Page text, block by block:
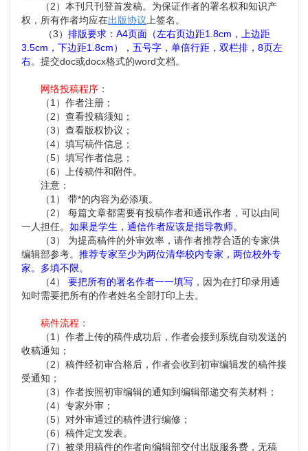
（2）本刊只刊登首发稿。为保证作者的署名权和知识产
权，所有作者均应在出版协议上签名。
（3） 排版要求：A4页面（左右页边距1.8cm，上边距
3.5cm，下边距1.8cm），五号字，单倍行距，双栏排，8页左
右。提交doc或docx格式的word文档。
网络投稿程序 ：
（1）作者注册；
（2）查看投稿须知；
（3）查看版权协议；
（4）填写稿件信息；
（5）填写作者信息；
（6）上传稿件和附件。
注意：
（1） 带*的内容为必添项。
（2） 每篇文章都需要有投稿作者和通讯作者，可以由同
一人担任。 如果是学生，通信作者应该是指导教师。
（3） 为提高稿件的外审效率，请作者推荐合适的专家供
编辑部参考。 推荐专家至少为两位清华校内专家，两位校外专
家。多填不限。
（4） 要把所有的署名作者一一填写 ，因为在打印录用通
知时需要把所有的作者姓名全部打印上去。
稿件流程：
（1）作者上传的稿件成功后，作者会接到系统自动发送的
收稿通知；
（2）稿件经初审合格后，作者会收到初审编辑发的稿件接
受通知；
（3）作者按照初审编辑的通知到编辑部递交有关材料；
（4）专家外审；
（5）对外审通过的稿件进行编修；
（6）稿件定文发表。
（7）被录用稿件的作者向编辑部交付出版服务费，无稿